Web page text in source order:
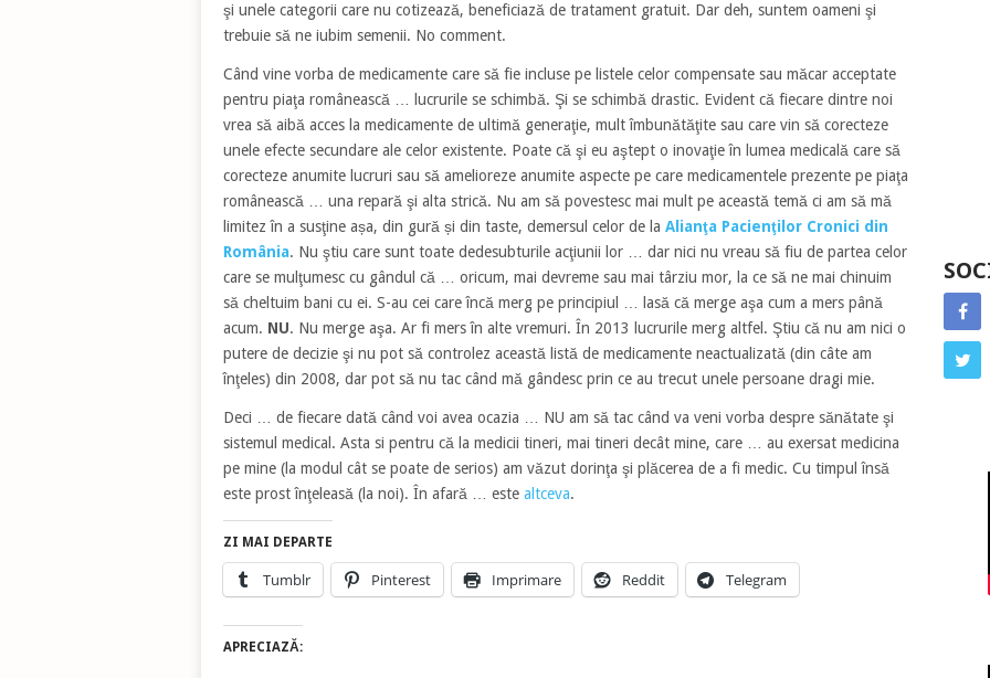
şi unele categorii care nu cotizează, beneficiază de tratament gratuit. Dar deh, suntem oameni şi
trebuie să ne iubim semenii. No comment.
Când vine vorba de medicamente care să fie incluse pe listele celor compensate sau măcar acceptate
pentru piaţa românească … lucrurile se schimbă. Şi se schimbă drastic. Evident că fiecare dintre noi
vrea să aibă acces la medicamente de ultimă generaţie, mult îmbunătăţite sau care vin să corecteze
unele efecte secundare ale celor existente. Poate că şi eu aştept o inovaţie în lumea medicală care să
corecteze anumite lucruri sau să amelioreze anumite aspecte pe care medicamentele prezente pe piaţa
românească … una repară şi alta strică. Nu am să povestesc mai mult pe această temă ci am să mă
limitez în a susţine așa, din gură și din taste, demersul celor de la Alianţa Pacienţilor Cronici din
România. Nu ştiu care sunt toate dedesubturile acţiunii lor … dar nici nu vreau să fiu de partea celor
care se mulţumesc cu gândul că … oricum, mai devreme sau mai târziu mor, la ce să ne mai chinuim
să cheltuim bani cu ei. S-au cei care încă merg pe principiul … lasă că merge aşa cum a mers până
acum. NU. Nu merge aşa. Ar fi mers în alte vremuri. În 2013 lucrurile merg altfel. Ştiu că nu am nici o
putere de decizie şi nu pot să controlez această listă de medicamente neactualizată (din câte am
înţeles) din 2008, dar pot să nu tac când mă gândesc prin ce au trecut unele persoane dragi mie.
Deci … de fiecare dată când voi avea ocazia … NU am să tac când va veni vorba despre sănătate şi
sistemul medical. Asta si pentru că la medicii tineri, mai tineri decât mine, care … au exersat medicina
pe mine (la modul cât se poate de serios) am văzut dorinţa şi plăcerea de a fi medic. Cu timpul însă
este prost înţeleasă (la noi). În afară … este altceva.
ZI MAI DEPARTE
Tumblr Pinterest Imprimare Reddit Telegram
APRECIAZĂ: